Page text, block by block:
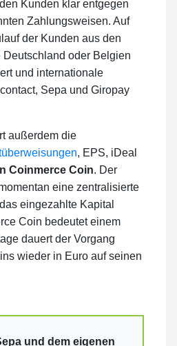
Kunden klar entgegen
Zahlungsweisen. Auf
der Kunden aus den
oder Belgien
und internationale
Sepa und Giropay
außerdem die
, EPS, iDeal
Coinmerce Coin. Der
eine zentralisierte
eingezahlte Kapital
Coin bedeutet einem
dauert der Vorgang
wieder in Euro auf seinen
und dem eigenen